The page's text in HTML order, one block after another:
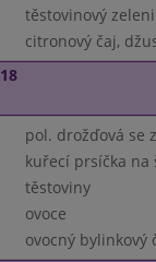
těstovinový
citronový čaj,
pol. drožďová se
kuřecí prsíčka na
těstoviny
ovoce
ovocný bylinkový